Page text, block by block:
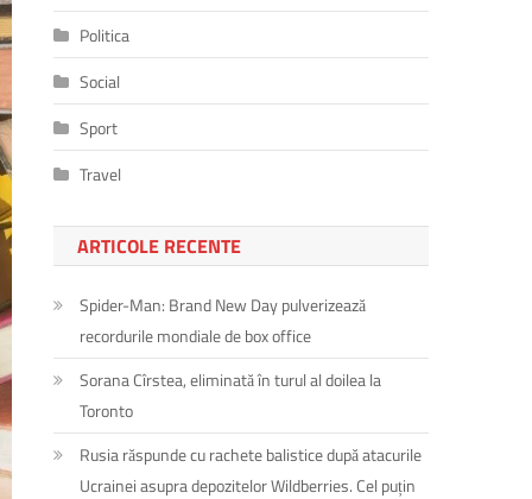
Politica
Social
Sport
Travel
ARTICOLE RECENTE
Spider-Man: Brand New Day pulverizează
recordurile mondiale de box office
Sorana Cîrstea, eliminată în turul al doilea la
Toronto
Rusia răspunde cu rachete balistice după atacurile
Ucrainei asupra depozitelor Wildberries. Cel puțin